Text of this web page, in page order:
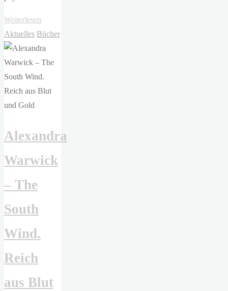
Weiterlesen
Warwick
–
The
East
Wind.
Sturm
Flammen"
Aktuelles Bücher
Alexandra
Warwick
– The
South
Wind.
Reich
aus Blut